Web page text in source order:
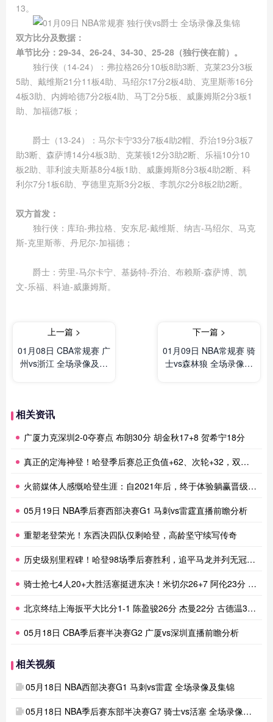
13。
双方比分及数据：
单节比分：29-34、26-24、34-30、25-28（独行侠在前）。
独行侠（14-24）：弗拉格26分10板8助3断、克莱23分3板
5助、戴维斯21分11板4助、马绍尔17分2板4助、克里斯蒂16分
4板3助、内姆哈德7分2板4助、马丁2分5板、威廉姆斯2分3板1
助、加福德7板；
爵士（13-24）：马尔卡宁33分7板4助2帽、乔治19分3板7
助3断、森萨博14分4板3助、克莱顿12分3助2断、乐福10分10
板2助、菲利波夫斯基8分4板1助、威廉姆斯8分3板4助2断、科
利尔7分1板6助、亨德里克斯3分2板、李凯尔2分8板2助2断。
双方首发：
独行侠：库珀-弗拉格、安东尼-戴维斯、纳吉-马绍尔、马克
斯-克里斯蒂、丹尼尔-加福德；
爵士：劳里-马尔卡宁、基扬特-乔治、布赖斯-森萨博、凯
文-乐福、科迪-威廉姆斯。
上一篇 >
01月08日 CBA常规赛 广
州vs浙江 全场录像及集
下一篇 >
01月09日 NBA常规赛 骑
士vs森林狼 全场录像及
相关资讯
广厦力克深圳2-0夺赛点 布朗30分 胡金秋17+8 贺希宁18分
真正的定海神登！哈登季后赛总正负值+62、次轮+32，双数据领跑骑士全队
火箭媒体人感慨哈登生涯：自2021年后，终于体验躺赢晋级滋味
05月19日 NBA季后赛西部决赛G1 马刺vs雷霆直播前瞻分析
重塑老登荣光！东西决四队仅剩哈登，高龄坚守续写传奇
历史级别里程碑！哈登98场季后赛胜利，追平马龙并列无冠球员历史第一
骑士抢七4人20+大胜活塞挺进东决！米切尔26+7 阿伦23分 梅里尔23分 詹金斯17分
北京终结上海扳平大比分1-1 陈盈骏26分 杰曼22分 古德温32分
05月18日 CBA季后赛半决赛G2 广厦vs深圳直播前瞻分析
相关视频
05月18日 NBA西部决赛G1 马刺vs雷霆 全场录像及集锦
05月18日 NBA季后赛东部半决赛G7 骑士vs活塞 全场录像及集锦